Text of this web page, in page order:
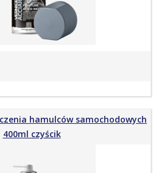
hamulców samochodowych
400ml czyścik